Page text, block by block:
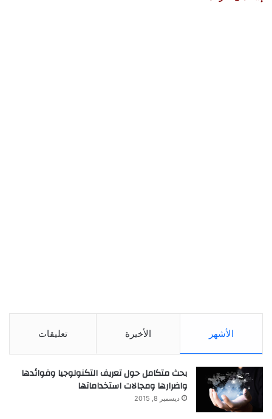
الأشهر الأخيرة تعليقات
بحث متكامل حول تعريف التكنولوجيا وفوائدها
واضرارها ومجالات استخداماتها
ديسمبر 8, 2015